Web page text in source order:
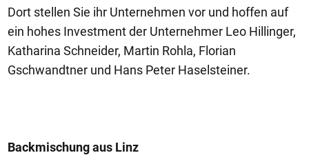
Dort stellen Sie ihr Unternehmen vor und hoffen auf
ein hohes Investment der Unternehmer Leo Hillinger,
Katharina Schneider, Martin Rohla, Florian
Gschwandtner und Hans Peter Haselsteiner.
Backmischung aus Linz